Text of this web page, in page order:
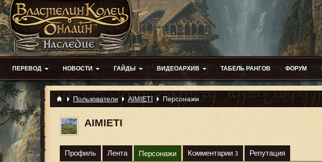
ПЕРЕВОД НОВОСТИ ГАЙДЫ ВИДЕОАРХИВ ТАБЕЛЬ РАНГОВ ФОРУМ
Пользователи AIMIETI Персонажи
AIMIETI
Профиль Лента Персонажи Комментарии 3 Репутация